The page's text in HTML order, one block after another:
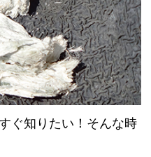
ぐ知りたい！そんな時